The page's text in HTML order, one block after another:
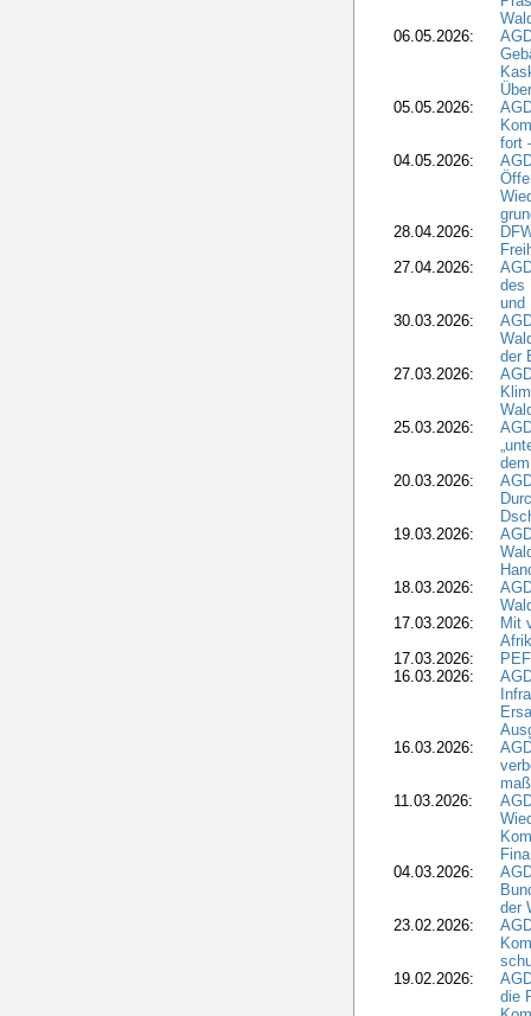
06.05.2026:
05.05.2026:
fort
04.05.2026:
28.04.2026:
27.04.2026:
des
und
30.03.2026:
der
27.03.2026:
25.03.2026:
20.03.2026:
19.03.2026:
18.03.2026:
17.03.2026:
Mit
17.03.2026:
16.03.2026:
16.03.2026:
11.03.2026:
04.03.2026:
der
23.02.2026:
19.02.2026:
die